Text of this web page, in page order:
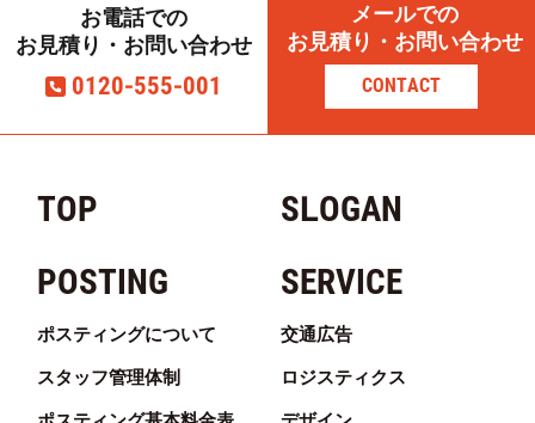
お電話での
お見積り・お問い合わせ
0120-555-001
メールでの
お見積り・お問い合わせ
CONTACT
TOP
SLOGAN
POSTING
ポスティングについて
スタッフ管理体制
SERVICE
交通広告
ロジスティクス